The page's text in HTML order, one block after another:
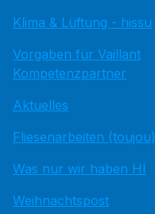
Klima & Lüftung - hissu
Vorgaben für Vaillant
Kompetenzpartner
Aktuelles
Fliesenarbeiten (toujou)
Was nur wir haben HI
Weihnachtspost